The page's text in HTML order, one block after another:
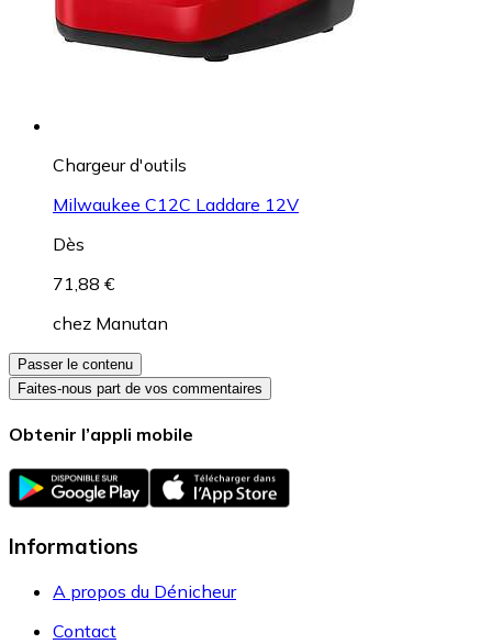
Chargeur d'outils
Milwaukee C12C Laddare 12V
Dès
71,88 €
chez Manutan
Passer le contenu
Faites-nous part de vos commentaires
Obtenir l’appli mobile
Informations
A propos du Dénicheur
Contact